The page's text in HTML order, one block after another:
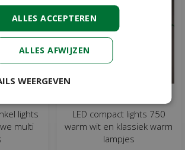
lights
multi
LED compact lights 750
warm wit en klassiek warm
lampjes
ALLES ACCEPTEREN
ALLES AFWIJZEN
WEERGEVEN